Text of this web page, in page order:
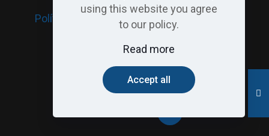
Política de cookies
using this website you agree
to our policy.
Read more
Accept all